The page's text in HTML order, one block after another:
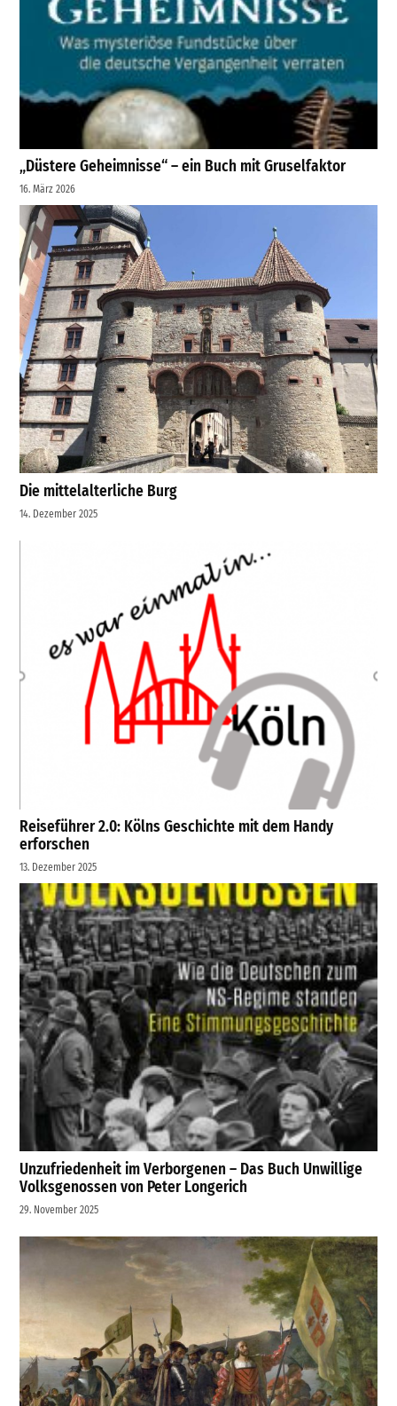
„Düstere Geheimnisse“ – ein Buch mit Gruselfaktor
16. März 2026
Die mittelalterliche Burg
14. Dezember 2025
Reiseführer 2.0: Kölns Geschichte mit dem Handy
erforschen
13. Dezember 2025
Unzufriedenheit im Verborgenen – Das Buch Unwillige
Volksgenossen von Peter Longerich
29. November 2025